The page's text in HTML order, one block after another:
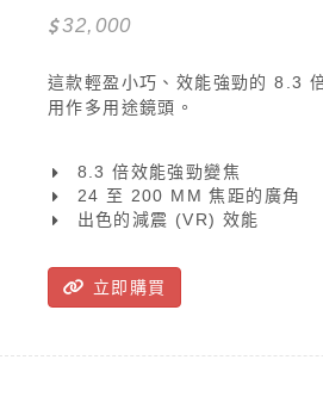
32,000
這款輕盈小巧、效能強勁的 8.3
用作多用途鏡頭。
8.3 倍效能強勁變焦
24 至 200 MM 焦距的廣角
出色的減震 (VR) 效能
立即購買